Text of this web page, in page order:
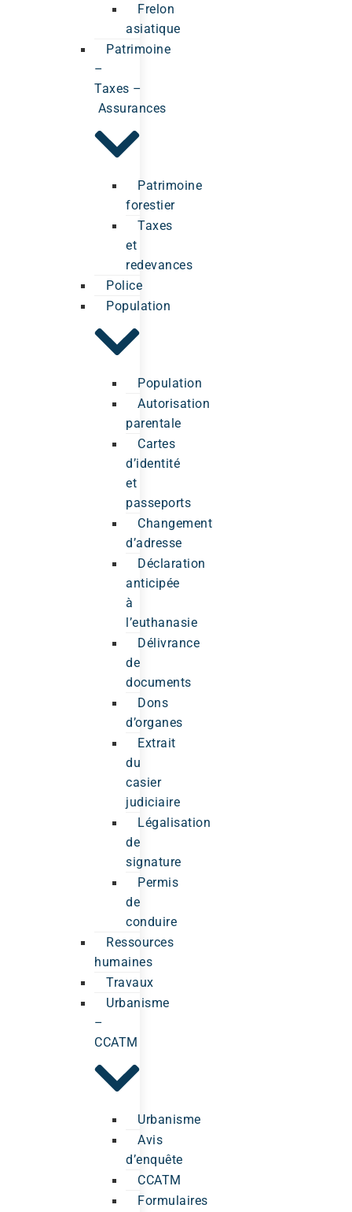
Frelon
asiatique
Patrimoine
–
Taxes –
Assurances
Patrimoine
forestier
Taxes
et
redevances
Police
Population
Population
Autorisation
parentale
Cartes
d’identité
et
passeports
Changement
d’adresse
Déclaration
anticipée
à
l’euthanasie
Délivrance
de
documents
Dons
d’organes
Extrait
du
casier
judiciaire
Légalisation
de
signature
Permis
de
conduire
Ressources
humaines
Travaux
Urbanisme
–
CCATM
Urbanisme
Avis
d’enquête
CCATM
Formulaires